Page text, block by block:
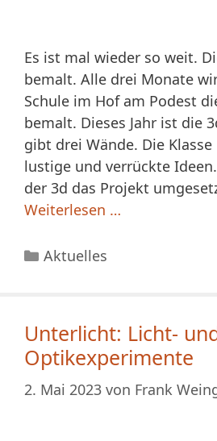
Es ist mal wieder so weit.
bemalt. Alle drei Monate
Schule im Hof am Podest
bemalt. Dieses Jahr ist die
gibt drei Wände. Die
lustige und verrückte
der 3d das Projekt
Weiterlesen …
Kategorien
Aktuelles
Unterlicht: Licht-
Optikexperimente
2. Mai 2023 von Frank